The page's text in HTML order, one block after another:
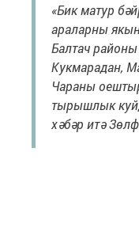
«Бик матур
араларны
Балтач
Кукмарадан,
Чараны
тырышлык
хәбәр итә